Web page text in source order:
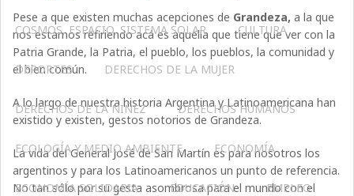
COSMOS, ESPACIO, SISTEMA SOLAR CULTURA
DEPORTES DERECHOS DE LA MUJER
DERECHOS DE LA NIÑEZ DERECHOS HUMANOS
ECOLOGÍA Y MEDIO AMBIENTE ECONOMÍA
ECONOMÍA SOLIDARIA EDUCACIÓN EMPLEO
Pese a que existen muchas acepciones de Grandeza,a la que
nos estamos refiriendo acá es aquella que tiene que ver con la
Patria Grande, la Patria, el pueblo, los pueblos, la comunidad y
el bien común.
A lo largo de nuestra historia Argentina y Latinoamericana han
existido y existen, gestos notorios de Grandeza.
La vida del General José de San Martín es para nosotros los
argentinos y para los Latinoamericanos un punto de referencia.
No tan sólo por su gesta asombrosa para el mundo con el